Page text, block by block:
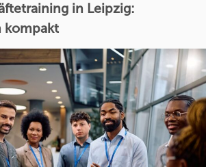
in Leipzig:
kompakt